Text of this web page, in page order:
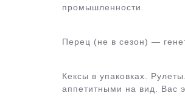
промышленности.
Перец (не в сезон) —
Кексы в упаковках.
аппетитными на вид. Вас